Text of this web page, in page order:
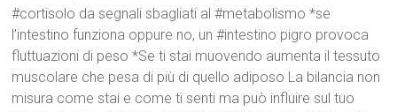
#cortisolo da segnali sbagliati al #metabolismo *se
l’intestino funziona oppure no, un #intestino pigro provoca
fluttuazioni di peso *Se ti stai muovendo aumenta il tessuto
muscolare che pesa di più di quello adiposo La bilancia non
misura come stai e come ti senti ma può influire sul tuo